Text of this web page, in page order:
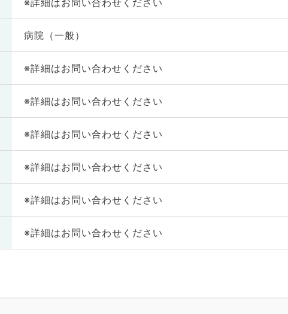
※詳細はお問い合わせください
病院（一般）
※詳細はお問い合わせください
※詳細はお問い合わせください
※詳細はお問い合わせください
※詳細はお問い合わせください
※詳細はお問い合わせください
※詳細はお問い合わせください